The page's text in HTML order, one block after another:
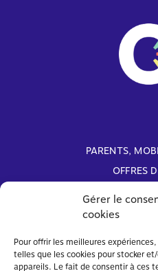
Gérer le
cookies
Pour offrir les meilleures
telles que les cookies pour stocker
appareils. Le fait de consentir à ces
PARENTS,
OFFRES
Avec le